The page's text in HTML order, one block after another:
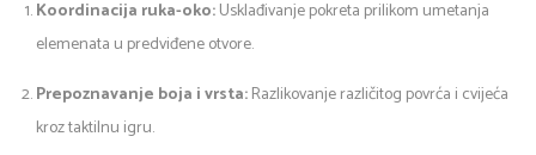
Koordinacija ruka-oko:Usklađivanje pokreta prilikom umetanja
elemenata u predviđene otvore.
Prepoznavanje boja i vrsta:Razlikovanje različitog povrća i cvijeća
kroz taktilnu igru.